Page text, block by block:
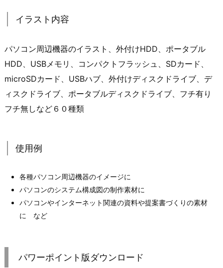
イラスト内容
パソコン周辺機器のイラスト、外付けHDD、ポータブル
HDD、USBメモリ、コンパクトフラッシュ、SDカード、
microSDカード、USBハブ、外付けディスクドライブ、デ
ィスクドライブ、ポータブルディスクドライブ、フチ有り
フチ無しなど６０種類
使用例
各種パソコン周辺機器のイメージに
パソコンのシステム構成図の制作素材に
パソコンやインターネット関連の資料や提案書づくりの素材
に など
パワーポイント版ダウンロード